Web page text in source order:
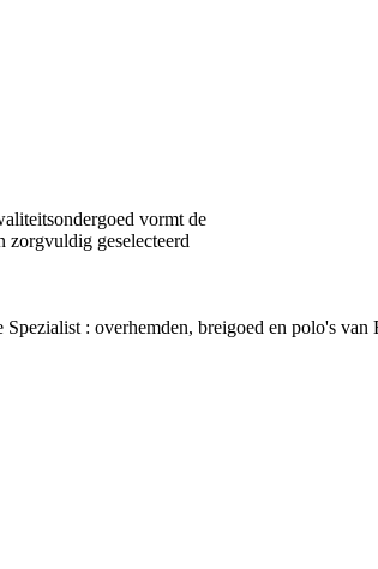
vormt de
zorgvuldig geselecteerd
Spezialist : overhemden, breigoed en polo's